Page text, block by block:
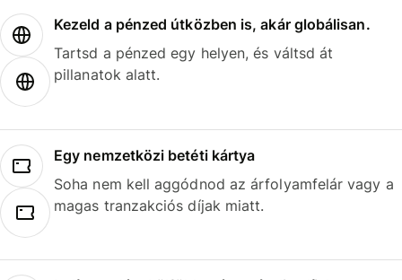
Kezeld a pénzed útközben is, akár globálisan.
Tartsd a pénzed egy helyen, és váltsd át
pillanatok alatt.
Egy nemzetközi betéti kártya
Soha nem kell aggódnod az árfolyamfelár vagy a
magas tranzakciós díjak miatt.